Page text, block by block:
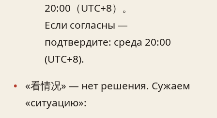
20:00（UTC+8）。
Если согласны —
подтвердите: среда 20:00
(UTC+8).
«看情况» — нет решения. Сужаем
«ситуацию»: